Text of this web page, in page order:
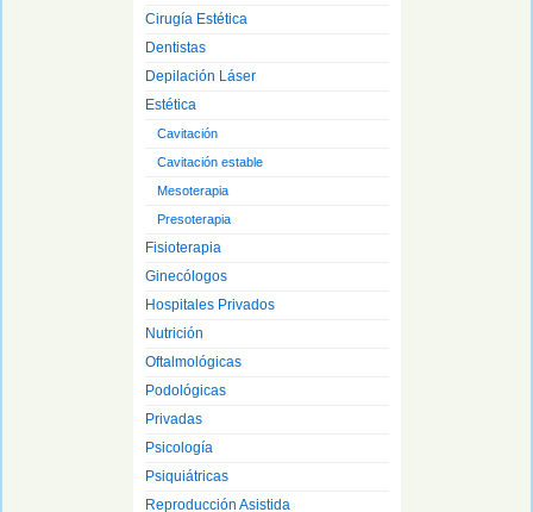
Cirugía Estética
Dentistas
Depilación Láser
Estética
Cavitación
Cavitación estable
Mesoterapia
Presoterapia
Fisioterapia
Ginecólogos
Hospitales Privados
Nutrición
Oftalmológicas
Podológicas
Privadas
Psicología
Psiquiátricas
Reproducción Asistida